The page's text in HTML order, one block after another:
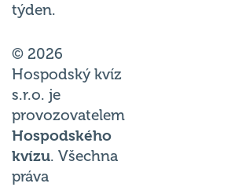
týden.
© 2026
Hospodský kvíz
s.r.o. je
provozovatelem
Hospodského
kvízu. Všechna
práva